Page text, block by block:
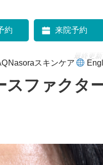
約 来院予約
Nasoraスキンケア
最終更
スファクタ